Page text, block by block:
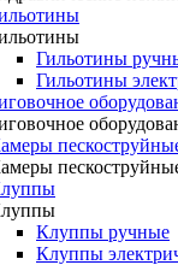
Гильотины
Гильотины
Клуппы ручные
Клуппы